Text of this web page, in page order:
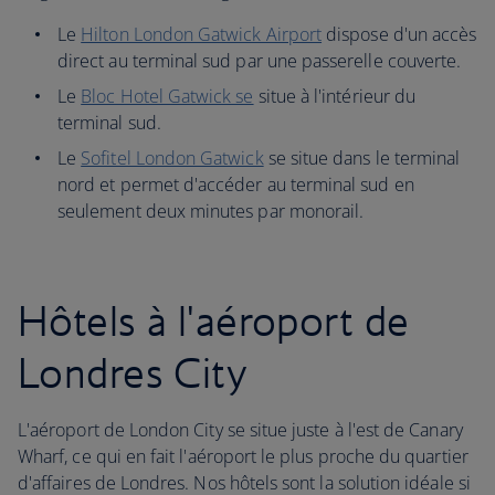
Le Hilton London Gatwick Airport dispose d'un accès
direct au terminal sud par une passerelle couverte.
Le Bloc Hotel Gatwick se situe à l'intérieur du
terminal sud.
Le Sofitel London Gatwickse situe dans le terminal
nord et permet d'accéder au terminal sud en
seulement deux minutes par monorail.
Hôtels à l'aéroport de
Londres City
L'aéroport de London City se situe juste à l'est de Canary
Wharf, ce qui en fait l'aéroport le plus proche du quartier
d'affaires de Londres. Nos hôtels sont la solution idéale si